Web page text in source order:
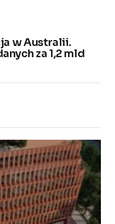
w Australii.
za 1,2 mld